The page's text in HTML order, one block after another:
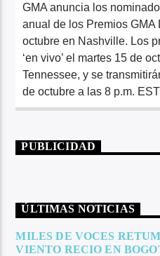
GMA anuncia los
anual de los Premios GMA
octubre en Nashville. Los
‘en vivo’ el martes 15 de
Tennessee, y se
de octubre a las 8 p.m.
PUBLICIDAD
ÚLTIMAS NOTICIAS
MILES DE VOCES
VIENTO RECIO EN